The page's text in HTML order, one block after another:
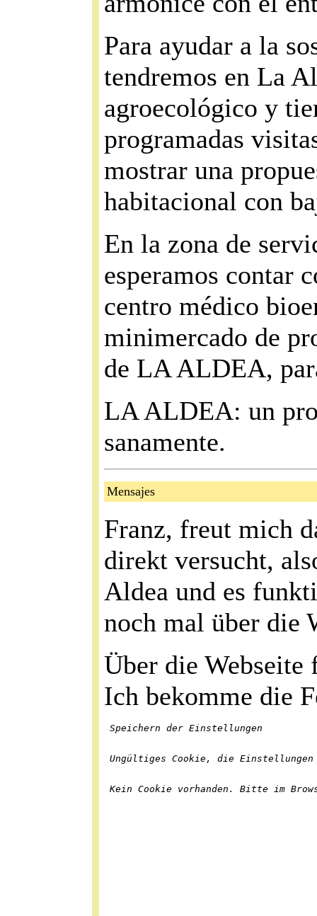
Para ayudar a la
tendremos en La
agroecológico y
programadas
mostrar una
habitacional con
En la zona de
esperamos contar
centro médico
minimercado de
de LA ALDEA,
LA ALDEA: un
sanamente.
Mensajes
Franz, freut mich
direkt versucht,
Aldea und es
noch mal über die
Über die
Ich bekomme die
Speichern der Einstellungen
Ungültiges Cookie, die
Kein Cookie vorhanden. Bitte im